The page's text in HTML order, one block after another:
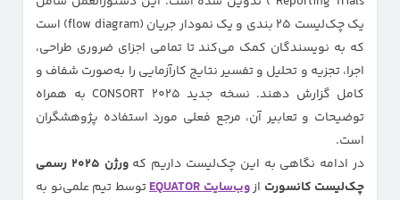
یک چک‌لیست ۲۵ بندی و یک نمودار جریان (flow diagram) است
که به نویسندگان کمک می‌کند تا تمامی اجزای ضروری طراحی،
اجرا، تجزیه و تحلیل و تفسیر نتایج کارآزمایی را به‌صورت شفاف و
کامل گزارش دهند. نسخه جدید ۲۰۲۵ CONSORT به همراه
توضیحات و تعابیر آن، مرجع فعلی مورد استفاده پژوهشگران
است.
در ادامه نگاهی به این چک‌لیست داریم که
ورژن ۲۰۲۵ رسمی
چک‌لیست کانسورت ازوب‌سایت EQUATOR
توسط تیم علمی‌نو به